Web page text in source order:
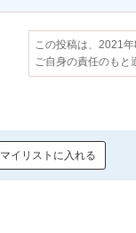
この投稿は、2021
ご自身の責任のもと
マイリストに入れる